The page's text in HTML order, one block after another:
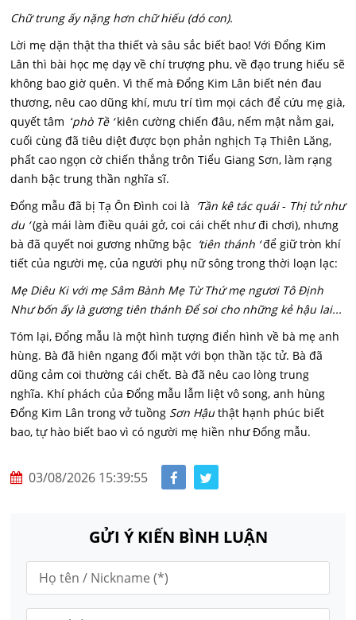
Chữ trung ấy nặng hơn chữ hiếu (dó con).
Lời mẹ dặn thật tha thiết và sâu sắc biết bao! Với Đổng Kim
Lân thì bài học mẹ dạy về chí trượng phu, về đạo trung hiếu sẽ
không bao giờ quên. Vì thế mà Đổng Kim Lân biết nén đau
thương, nêu cao dũng khí, mưu trí tìm mọi cách để cứu mẹ già,
quyết tâm ‘phò Tề ‘kiên cường chiến đâu, nếm mật nằm gai,
cuối cùng đã tiêu diệt được bọn phản nghịch Tạ Thiên Lăng,
phất cao ngọn cờ chiến thắng trôn Tiểu Giang Sơn, làm rạng
danh bậc trung thần nghĩa sĩ.
Đổng mẫu đã bị Tạ Ôn Đình coi là ‘Tần kê tác quái- Thị tử như
du ‘(gà mái làm điều quái gở, coi cái chết như đi chơi), nhưng
bà đã quyết noi gương những bậc ‘tiên thánh ‘để giữ tròn khí
tiết của người mẹ, của người phụ nữ sông trong thời loạn lạc:
Mẹ Diêu Ki với mẹ Sâm Bành Mẹ Từ Thứ mẹ ngươi Tô Định
Như bốn ấy là gương tiên thánh Để soi cho những kẻ hậu lai...
Tóm lại, Đổng mẫu là một hình tượng điển hình về bà mẹ anh
hùng. Bà đã hiên ngang đối mặt với bọn thần tặc tử. Bà đã
dũng cảm coi thường cái chết. Bà đã nêu cao lòng trung
nghĩa. Khí phách của Đổng mẫu lẫm liệt vô song, anh hùng
Đổng Kim Lân trong vở tuồng Sơn Hậuthật hạnh phúc biết
bao, tự hào biết bao vì có người mẹ hiền như Đổng mẫu.
03/08/2026 15:39:55
GỬI Ý KIẾN BÌNH LUẬN